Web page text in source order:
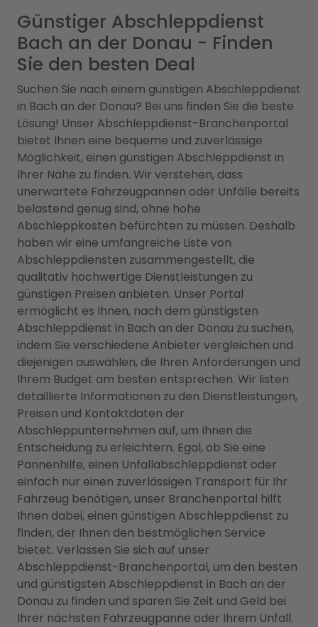
Günstiger Abschleppdienst
Bach an der Donau - Finden
Sie den besten Deal
Suchen Sie nach einem günstigen Abschleppdienst
in Bach an der Donau? Bei uns finden Sie die beste
Lösung! Unser Abschleppdienst-Branchenportal
bietet Ihnen eine bequeme und zuverlässige
Möglichkeit, einen günstigen Abschleppdienst in
Ihrer Nähe zu finden. Wir verstehen, dass
unerwartete Fahrzeugpannen oder Unfälle bereits
belastend genug sind, ohne hohe
Abschleppkosten befürchten zu müssen. Deshalb
haben wir eine umfangreiche Liste von
Abschleppdiensten zusammengestellt, die
qualitativ hochwertige Dienstleistungen zu
günstigen Preisen anbieten. Unser Portal
ermöglicht es Ihnen, nach dem günstigsten
Abschleppdienst in Bach an der Donau zu suchen,
indem Sie verschiedene Anbieter vergleichen und
diejenigen auswählen, die Ihren Anforderungen und
Ihrem Budget am besten entsprechen. Wir listen
detaillierte Informationen zu den Dienstleistungen,
Preisen und Kontaktdaten der
Abschleppunternehmen auf, um Ihnen die
Entscheidung zu erleichtern. Egal, ob Sie eine
Pannenhilfe, einen Unfallabschleppdienst oder
einfach nur einen zuverlässigen Transport für Ihr
Fahrzeug benötigen, unser Branchenportal hilft
Ihnen dabei, einen günstigen Abschleppdienst zu
finden, der Ihnen den bestmöglichen Service
bietet. Verlassen Sie sich auf unser
Abschleppdienst-Branchenportal, um den besten
und günstigsten Abschleppdienst in Bach an der
Donau zu finden und sparen Sie Zeit und Geld bei
Ihrer nächsten Fahrzeugpanne oder Ihrem Unfall.